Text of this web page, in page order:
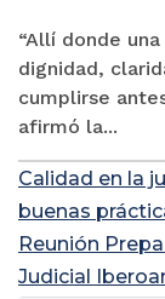
“Allí donde
dignidad,
cumplirse
afirmó la...
Calidad en la
buenas
Reunión
Judicial